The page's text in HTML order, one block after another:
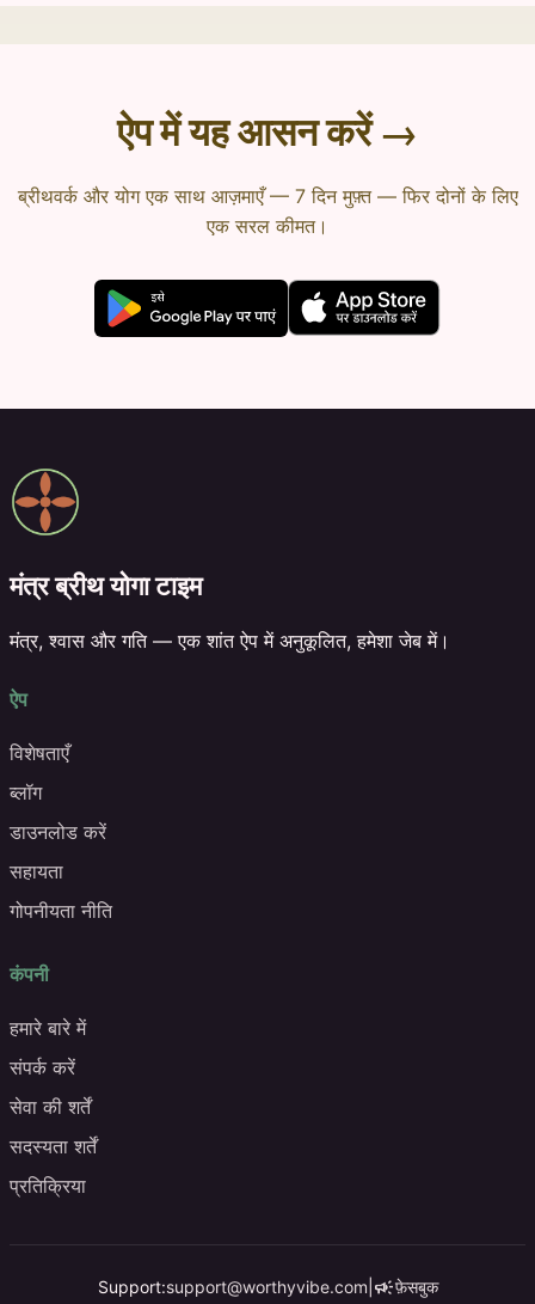
ऐप में यह आसन करें →
ब्रीथवर्क और योग एक साथ आज़माएँ — 7 दिन मुफ़्त — फिर दोनों के लिए
एक सरल कीमत।
मंत्र ब्रीथ योगा टाइम
मंत्र, श्वास और गति — एक शांत ऐप में अनुकूलित, हमेशा जेब में।
ऐप
विशेषताएँ
ब्लॉग
डाउनलोड करें
सहायता
गोपनीयता नीति
कंपनी
हमारे बारे में
संपर्क करें
सेवा की शर्तें
सदस्यता शर्तें
प्रतिक्रिया
Support:support@worthyvibe.com campaignफ़ेसबुक